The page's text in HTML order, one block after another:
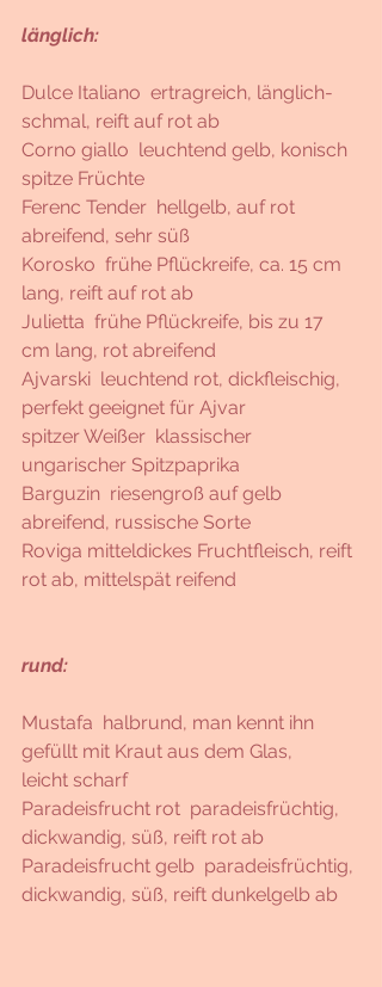
länglich:
Dulce Italiano  ertragreich, länglich-
schmal, reift auf rot ab
Corno giallo  leuchtend gelb, konisch
spitze Früchte
Ferenc Tender  hellgelb, auf rot
abreifend, sehr süß
Korosko  frühe Pflückreife, ca. 15 cm
lang, reift auf rot ab
Julietta  frühe Pflückreife, bis zu 17
cm lang, rot abreifend
Ajvarski  leuchtend rot, dickfleischig,
perfekt geeignet für Ajvar
spitzer Weißer  klassischer
ungarischer Spitzpaprika
Barguzin  riesengroß auf gelb
abreifend, russische Sorte
Roviga mitteldickes Fruchtfleisch, reift
rot ab, mittelspät reifend
rund:
Mustafa  halbrund, man kennt ihn
gefüllt mit Kraut aus dem Glas,
leicht scharf
Paradeisfrucht rot  paradeisfrüchtig,
dickwandig, süß, reift rot ab
Paradeisfrucht gelb  paradeisfrüchtig,
dickwandig, süß, reift dunkelgelb ab